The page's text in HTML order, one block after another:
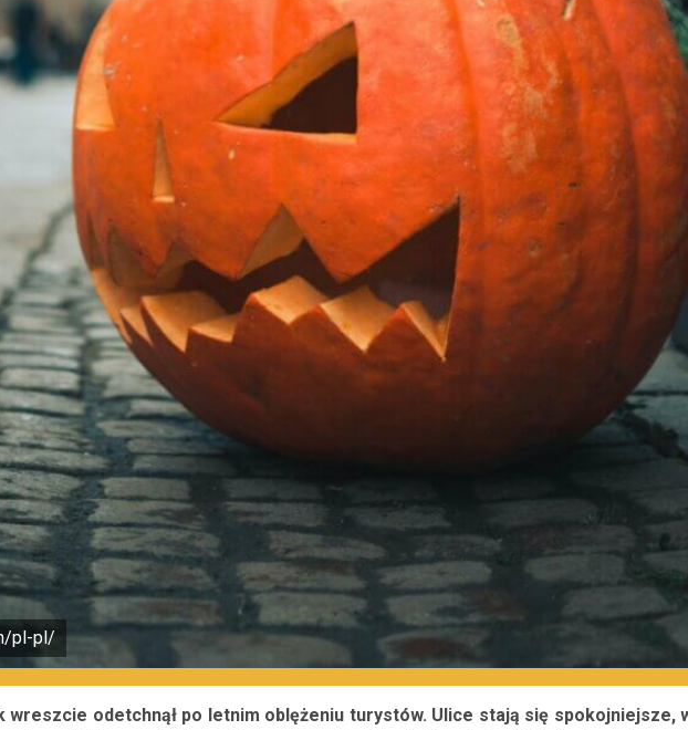
pl-pl/
wreszcie odetchnął po letnim oblężeniu turystów. Ulice stają się spokojniejsze,